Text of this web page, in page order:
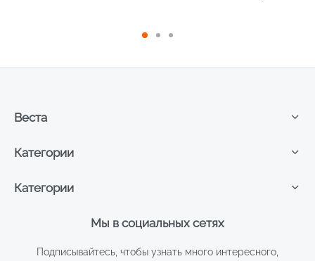
Мы в социальных сетях
Подписывайтесь, чтобы узнать много интересного,
Категории
Категории
Веста